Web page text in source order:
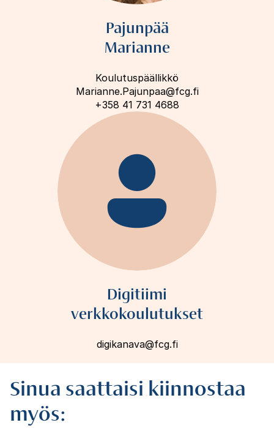
Pajunpää
Marianne
Koulutuspäällikkö
Marianne.Pajunpaa@fcg.fi
+358 41 731 4688
Digitiimi
verkkokoulutukset
digikanava@fcg.fi
Sinua saattaisi kiinnostaa
myös: